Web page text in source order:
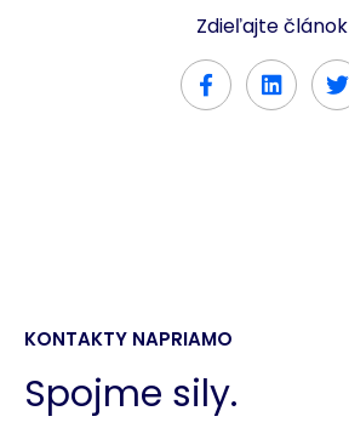
Zdieľajte článok
KONTAKTY NAPRIAMO
Spojme sily.